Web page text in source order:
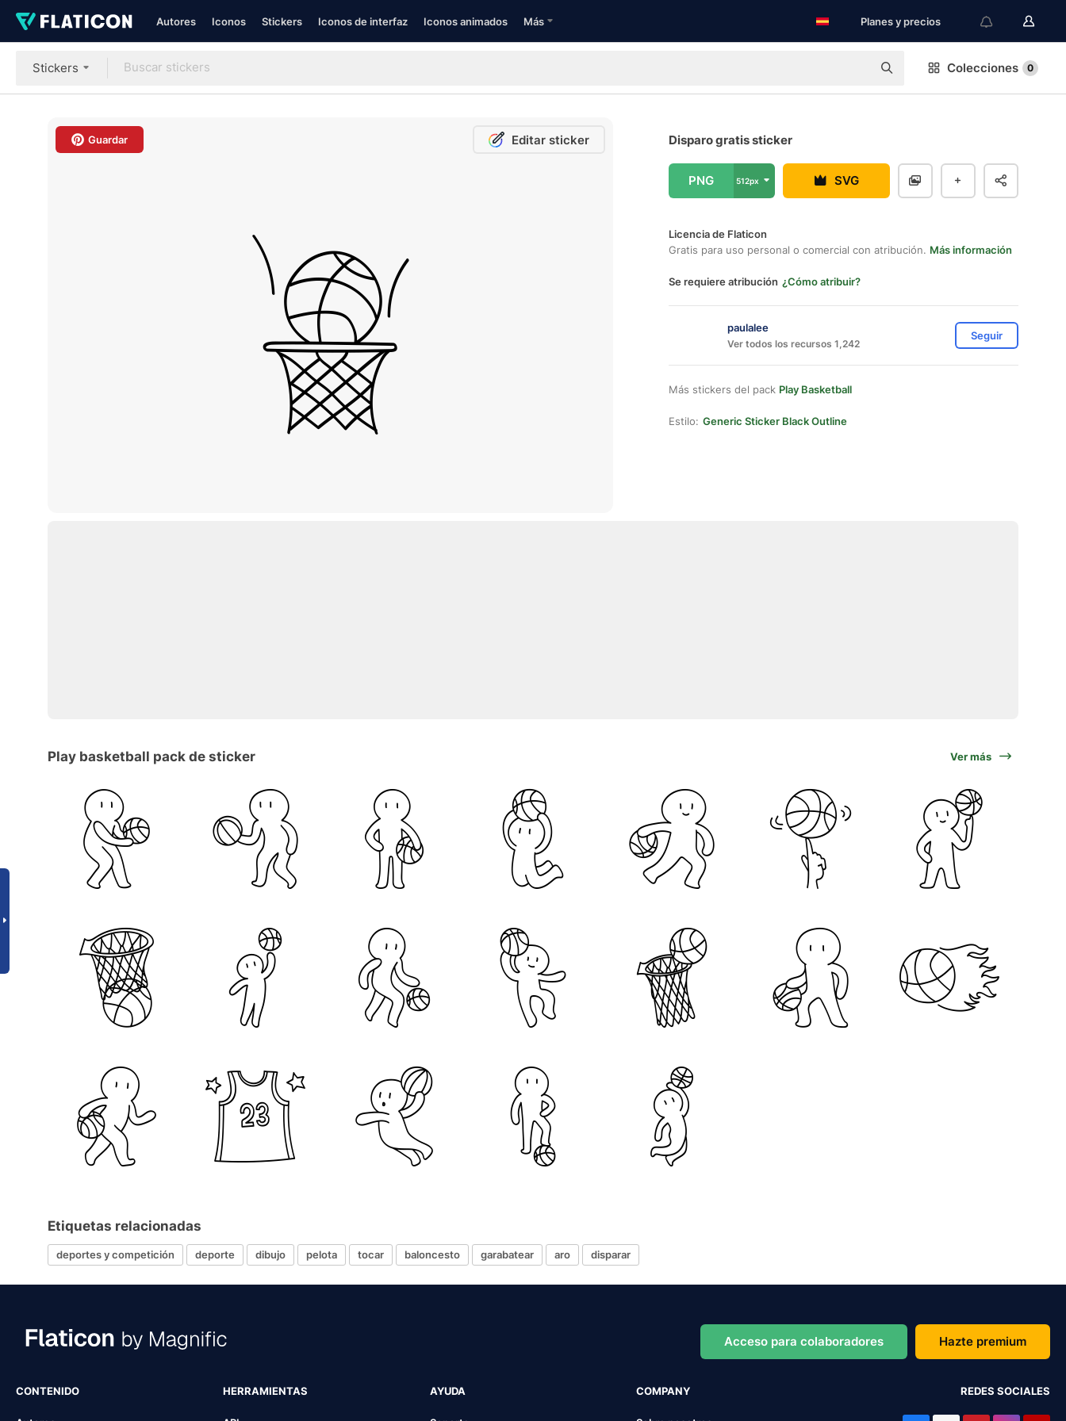
Autores Iconos Stickers Iconos de interfaz Iconos animados Más Planes y precios
Stickers Colecciones 0
Guardar Editar sticker Disparo gratis sticker
PNG 512px SVG
Licencia de Flaticon
Gratis para uso personal o comercial con atribución. Más información
Se requiere atribución ¿Cómo atribuir?
paulalee
Ver todos los recursos 1,242
Seguir
Más stickers del pack Play Basketball
Estilo: Generic Sticker Black Outline
Play basketball pack de sticker Ver más
Etiquetas relacionadas
deportes y competición deporte dibujo pelota tocar baloncesto garabatear aro disparar
Acceso para colaboradores Hazte premium
CONTENIDO HERRAMIENTAS AYUDA COMPANY REDES SOCIALES